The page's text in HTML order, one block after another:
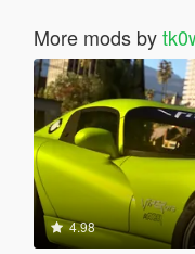
More mods by
4.98